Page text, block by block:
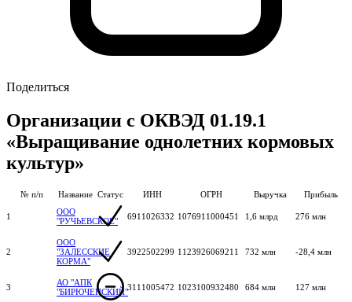
Поделиться
Организации с ОКВЭД 01.19.1
«Выращивание однолетних кормовых
культур»
№ п/п Название Статус ИНН ОГРН Выручка Прибыль
1
ООО
"РУЧЬЕВСКОЕ"
6911026332 1076911000451 1,6 млрд 276 млн
2
ООО
"ЗАЛЕССКИЕ
КОРМА"
3922502299 1123926069211 732 млн -28,4 млн
3
АО "АПК
"БИРЮЧЕНСКИЙ"3111005472 1023100932480 684 млн 127 млн